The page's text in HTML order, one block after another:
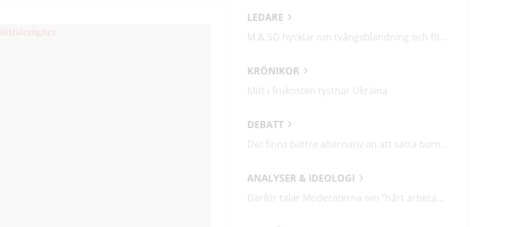
LEDARE
M & SD hycklar om tvångsblandning och förvärrar segregationen
KRÖNIKOR
Mitt i frukosten tystnar Ukraina
DEBATT
Det finns bättre alternativ än att sätta barn i fängelse
ANALYSER & IDEOLOGI
Därför talar Moderaterna om ”hårt arbetande människor”